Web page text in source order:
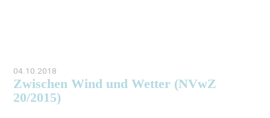
04.10.2018
Zwischen Wind und Wetter (NVwZ
20/2015)